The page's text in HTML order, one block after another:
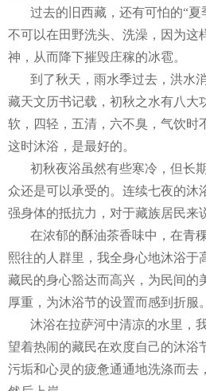
过去的旧西藏，还有可怕的“
不可以在田野洗头、洗澡，因为这
神，从而降下摧毁庄稼的冰雹。
到了秋天，雨水季过去，洪水
藏天文历书记载，初秋之水有八大
软，四轻，五清，六不臭，气饮时
这时沐浴，是最好的。
初秋夜浴虽然有些寒冷，但长
众还是可以承受的。连续七夜的沐
强身体的抵抗力，对于藏族居民来
在浓郁的酥油茶香味中，在青
熙往的人群里，我全身心地沐浴于
藏民的身心豁达而高兴，为民间的
厚重，为沐浴节的设置而感到折服。
沐浴在拉萨河中清凉的水里，
望着热闹的藏民在欢度自己的沐浴
污垢和心灵的疲惫通通地洗涤而去